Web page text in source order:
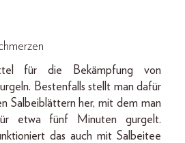
für die Bekämpfung von
Bestenfalls stellt man dafür
Salbeiblättern her, mit dem man
etwa fünf Minuten gurgelt.
das auch mit Salbeitee